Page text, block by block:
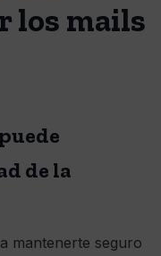
los mails
de la
mantenerte seguro